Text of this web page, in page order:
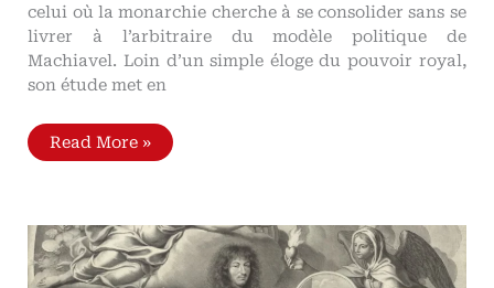
celui où la monarchie cherche à se consolider sans se
livrer à l’arbitraire du modèle politique de
Machiavel. Loin d’un simple éloge du pouvoir royal,
son étude met en
La
monarchie
de
Seyssel,
par
Léon
Read More »